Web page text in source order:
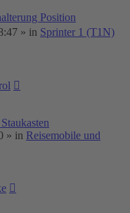
Position
» in Sprinter 1 (T1N)
» in Reisemobile und